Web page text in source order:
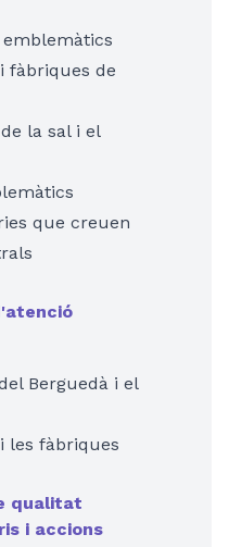
emblemàtics
fàbriques de
la sal i el
que creuen
Berguedà i el
les fàbriques
qualitat
i accions